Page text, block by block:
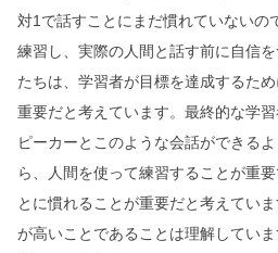
対1で話すことにまだ慣れていないの
練習し、実際の人間と話す前に自信
たちは、学習者が目標を達成するた
重要だと考えています。最終的な学
ピーカーとこのような会話ができる
ら、人間を使って練習することが重
とに慣れることが重要だと考えてい
が高いことであることは理解してい